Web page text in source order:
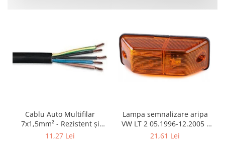
Cablu Auto Multifilar
7x1,5mm² - Rezistent și
Flexibil pentru Remorci 12V-
11,27 Lei
Lampa semnalizare aripa
VW LT 2 05.1996-12.2005 ;
Mercedes Sprinter 1995-
21,61 Lei